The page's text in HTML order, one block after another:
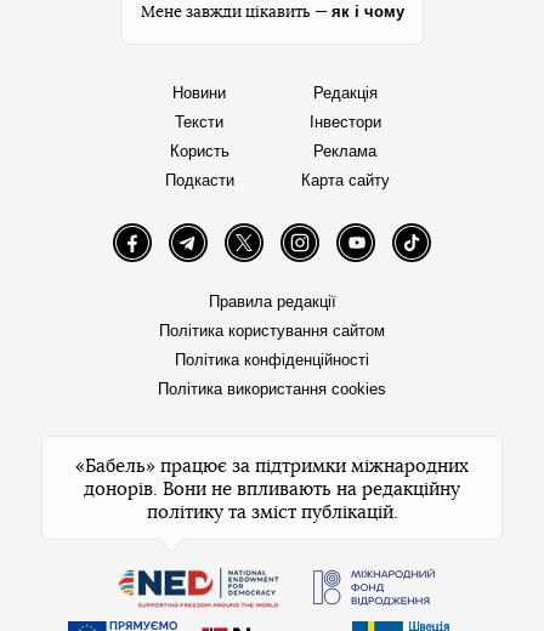
Мене завжди цікавить — як і чому
Новини
Тексти
Користь
Подкасти
Редакція
Інвестори
Реклама
Карта сайту
FacebookTelegramTwitter InstagramYouTube TikTok
Правила редакції
Політика користування сайтом
Політика конфіденційності
Політика використання cookies
«Бабель» працює за підтримки міжнародних
донорів. Вони не впливають на редакційну
політику та зміст публікацій.